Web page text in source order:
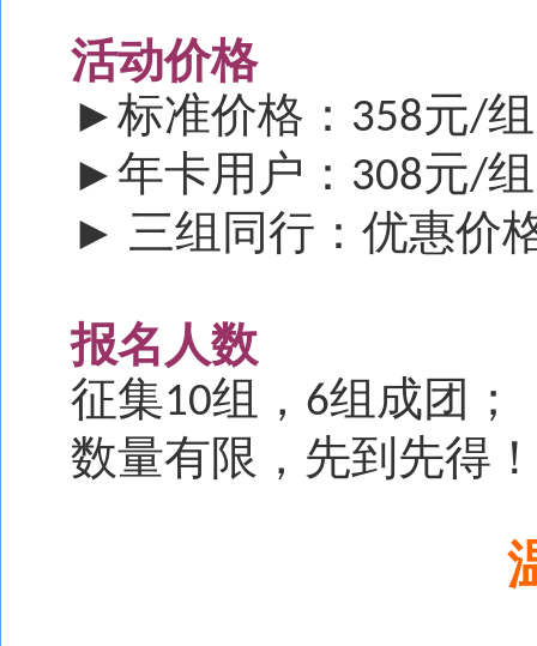
活动价格
► 标准价格： 358元/
► 年卡用户： 308元/
► 三组同行：优惠价
报名人数
征集10组， 6组成团；
数量有限，先到先得！